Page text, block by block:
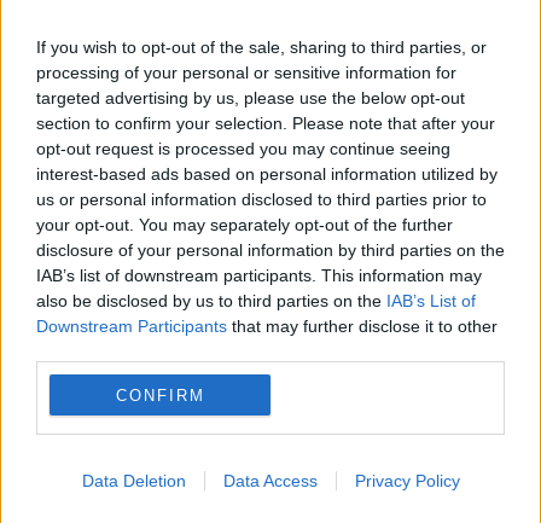
If you wish to opt-out of the sale, sharing to third parties, or
processing of your personal or sensitive information for
targeted advertising by us, please use the below opt-out
section to confirm your selection. Please note that after your
opt-out request is processed you may continue seeing
interest-based ads based on personal information utilized by
us or personal information disclosed to third parties prior to
your opt-out. You may separately opt-out of the further
disclosure of your personal information by third parties on the
IAB’s list of downstream participants. This information may
also be disclosed by us to third parties on the IAB’s List of
Downstream Participants that may further disclose it to other
CONFIRM
Data Deletion Data Access Privacy Policy
Spania amenință Italia cu „măsuri
proporționale”